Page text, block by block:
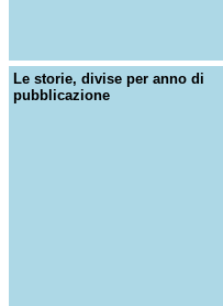
Le storie, divise per anno di
pubblicazione